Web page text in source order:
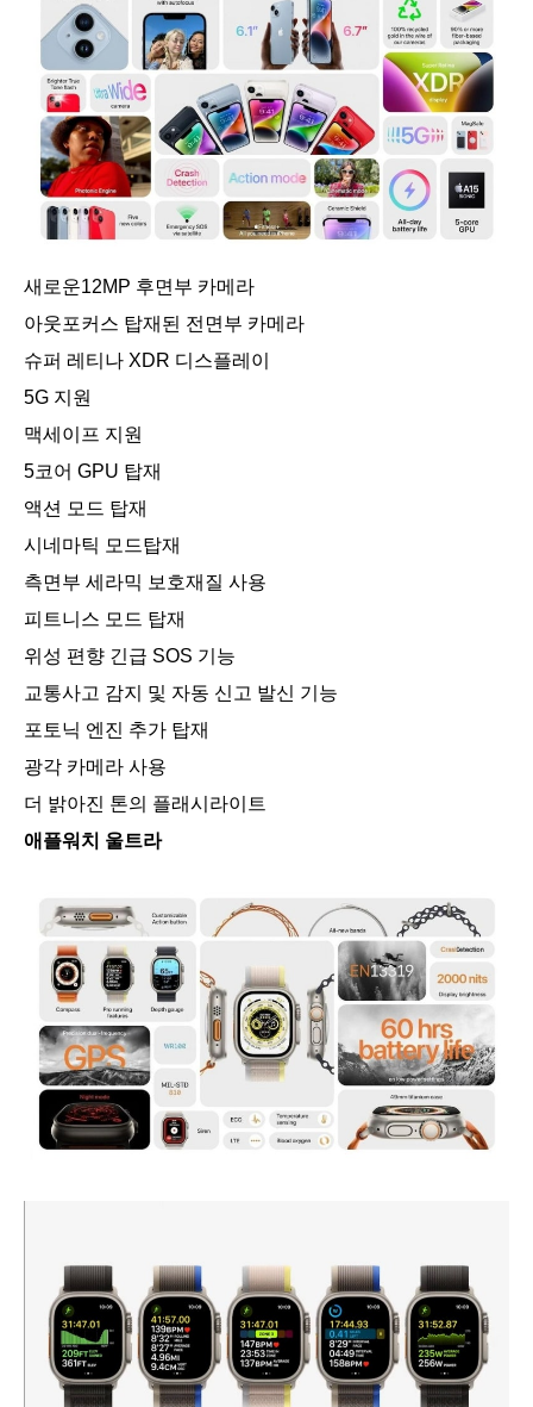
새로운12MP 후면부 카메라
아웃포커스 탑재된 전면부 카메라
슈퍼 레티나 XDR 디스플레이
5G 지원
맥세이프 지원
5코어 GPU 탑재
액션 모드 탑재
시네마틱 모드탑재
측면부 세라믹 보호재질 사용
피트니스 모드 탑재
위성 편향 긴급 SOS 기능
교통사고 감지 및 자동 신고 발신 기능
포토닉 엔진 추가 탑재
광각 카메라 사용
더 밝아진 톤의 플래시라이트
애플워치 울트라